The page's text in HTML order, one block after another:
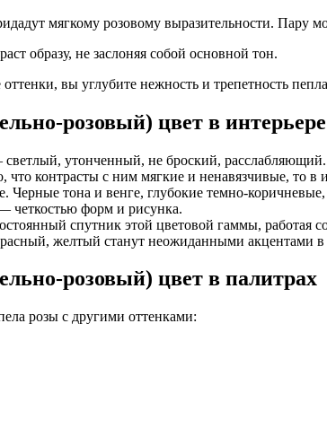
мягкому розовому выразительности. Пару
образу, не заслоняя собой основной тон.
вы углубите нежность и трепетность
розовый) цвет в интерьере
утонченный, не броский,
что контрасты с ним мягкие и ненавязчивые, то в
Черные тона и венге, глубокие темно-
четкостью форм и рисунка.
спутник этой цветовой гаммы, работая
желтый станут неожиданными акцентами
розовый) цвет в палитрах
розы с другими оттенками: